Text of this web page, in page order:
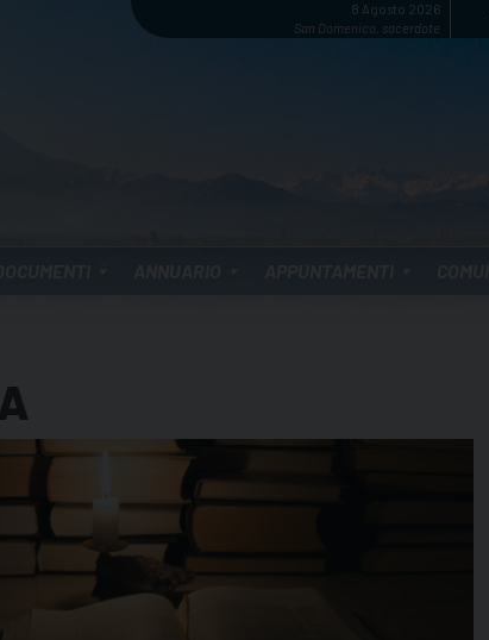
8 Agosto 2026
San Domenico, sacerdote